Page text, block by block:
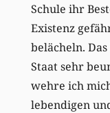
Schule ihr
Existenz
belächeln.
Staat sehr
wehre ich
lebendigen